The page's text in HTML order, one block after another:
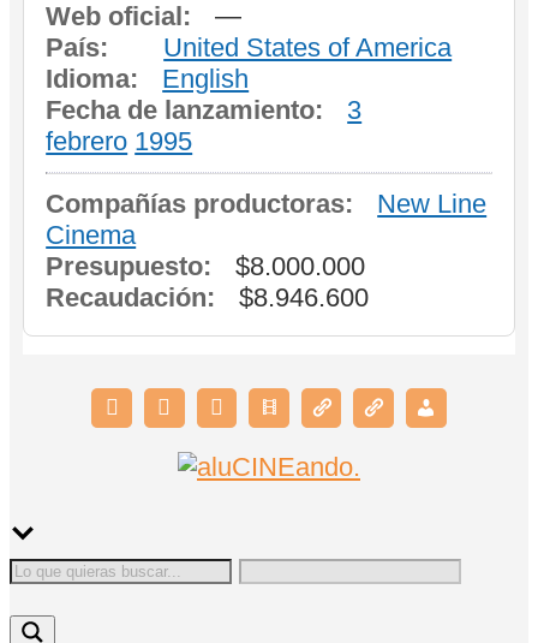
Web oficial:
—
País:
United States of America
Idioma:
English
Fecha de lanzamiento:
3
febrero 1995
Compañías productoras:
New Line
Cinema
Presupuesto:
$8.000.000
Recaudación:
$8.946.600